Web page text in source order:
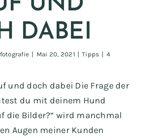
DABEI
| Mai 20, 2021 | Tipps | 4
und doch dabei Die Frage der
du mit deinem Hund
die Bilder?“ wird manchmal
Augen meiner Kunden